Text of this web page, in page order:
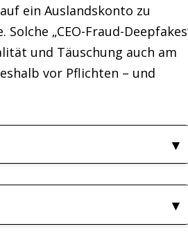
ein Auslandskonto zu
„CEO-Fraud-
und Täuschung auch am
vor Pflichten – und